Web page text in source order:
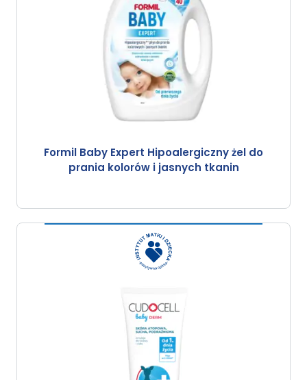
Formil Baby Expert Hipoalergiczny żel do
prania kolorów i jasnych tkanin